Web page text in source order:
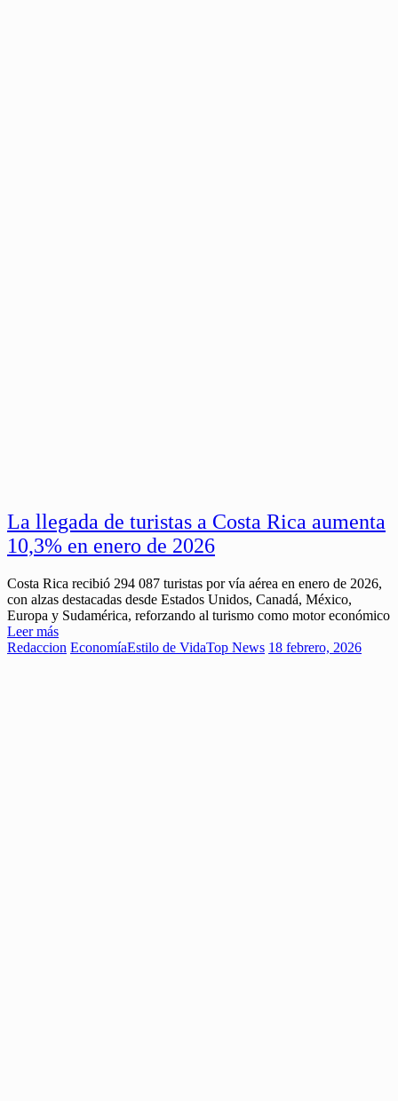
La llegada de turistas a Costa Rica aumenta
10,3% en enero de 2026
Costa Rica recibió 294 087 turistas por vía aérea en enero de 2026,
con alzas destacadas desde Estados Unidos, Canadá, México,
Europa y Sudamérica, reforzando al turismo como motor económico
Leer más
Redaccion EconomíaEstilo de VidaTop News 18 febrero, 2026